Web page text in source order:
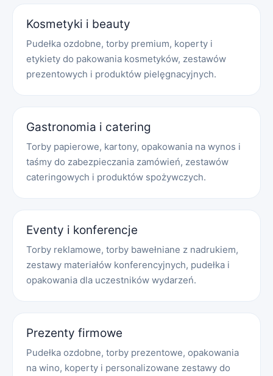
Kosmetyki i beauty
Pudełka ozdobne, torby premium, koperty i
etykiety do pakowania kosmetyków, zestawów
prezentowych i produktów pielęgnacyjnych.
Gastronomia i catering
Torby papierowe, kartony, opakowania na wynos i
taśmy do zabezpieczania zamówień, zestawów
cateringowych i produktów spożywczych.
Eventy i konferencje
Torby reklamowe, torby bawełniane z nadrukiem,
zestawy materiałów konferencyjnych, pudełka i
opakowania dla uczestników wydarzeń.
Prezenty firmowe
Pudełka ozdobne, torby prezentowe, opakowania
na wino, koperty i personalizowane zestawy do